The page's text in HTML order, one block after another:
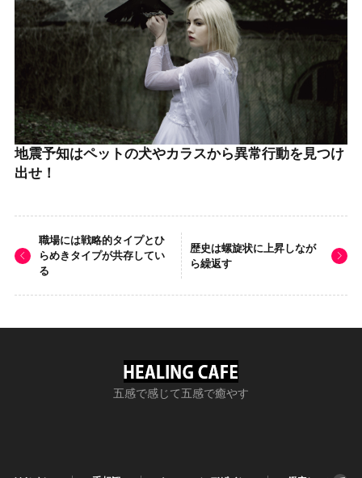
地震予知はペットの犬やカラスから異常行動を見つけ
出せ！
職場には戦略的タイプとひ
らめきタイプが共存してい
る
歴史は螺旋状に上昇しなが
ら繰返す
五感で感じて五感で癒やす